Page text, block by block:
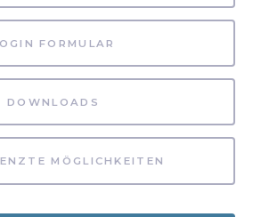
FORMULAR
DOWNLOADS
MÖGLICHKEITEN